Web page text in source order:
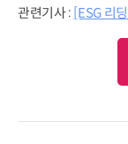
관련기사 : [ESG 리딩